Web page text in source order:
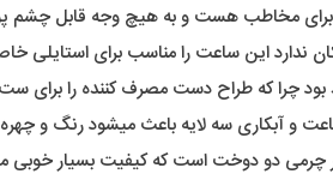
برای مخاطب هست و به هیچ وجه قابل
این ساعت را مناسب برای استایلی
چرا که طراح دست مصرف کننده را برای
و آبکاری سه لایه باعث میشود رنگ و
چرمی دو دوخت است که کیفیت بسیار خوبی